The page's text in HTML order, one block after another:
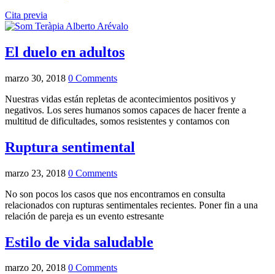
Cita previa
El duelo en adultos
marzo 30, 2018 0 Comments
Nuestras vidas están repletas de acontecimientos positivos y
negativos. Los seres humanos somos capaces de hacer frente a
multitud de dificultades, somos resistentes y contamos con
Ruptura sentimental
marzo 23, 2018 0 Comments
No son pocos los casos que nos encontramos en consulta
relacionados con rupturas sentimentales recientes. Poner fin a una
relación de pareja es un evento estresante
Estilo de vida saludable
marzo 20, 2018 0 Comments